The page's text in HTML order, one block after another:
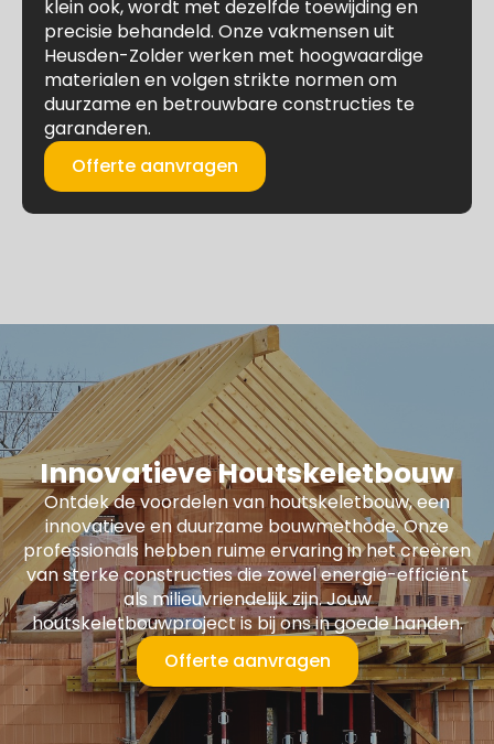
klein ook, wordt met dezelfde toewijding en
precisie behandeld. Onze vakmensen uit
Heusden-Zolder werken met hoogwaardige
materialen en volgen strikte normen om
duurzame en betrouwbare constructies te
garanderen.
Offerte aanvragen
Innovatieve Houtskeletbouw
Ontdek de voordelen van houtskeletbouw, een
innovatieve en duurzame bouwmethode. Onze
professionals hebben ruime ervaring in het creëren
van sterke constructies die zowel energie-efficiënt
als milieuvriendelijk zijn. Jouw
houtskeletbouwproject is bij ons in goede handen.
Offerte aanvragen